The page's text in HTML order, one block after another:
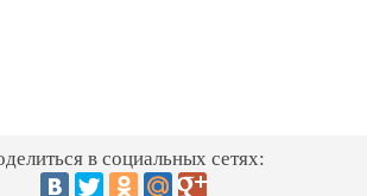
в социальных сетях: